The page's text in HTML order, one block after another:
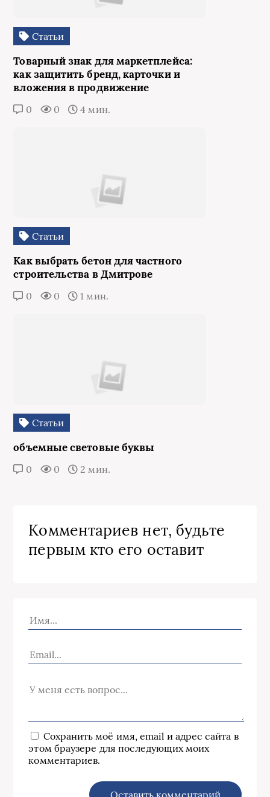
Статьи
Товарный знак для маркетплейса:
как защитить бренд, карточки и
вложения в продвижение
0 0 4 мин.
Статьи
Как выбрать бетон для частного
строительства в Дмитрове
0 0 1 мин.
Статьи
объемные световые буквы
0 0 2 мин.
Комментариев нет, будьте
первым кто его оставит
Сохранить моё имя, email и адрес сайта в
этом браузере для последующих моих
комментариев.